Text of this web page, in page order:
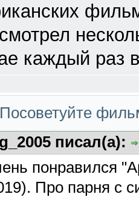
каждый раз
писал(а):
понравился
Про парня с